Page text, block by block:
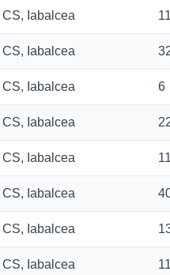
CS, Iabalcea 11
CS, Iabalcea
CS, Iabalcea 6
CS, Iabalcea
CS, Iabalcea 11
CS, Iabalcea
CS, Iabalcea
CS, Iabalcea 11